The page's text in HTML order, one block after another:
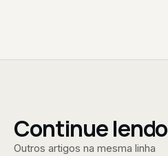
Continue lendo
Outros artigos na mesma linha